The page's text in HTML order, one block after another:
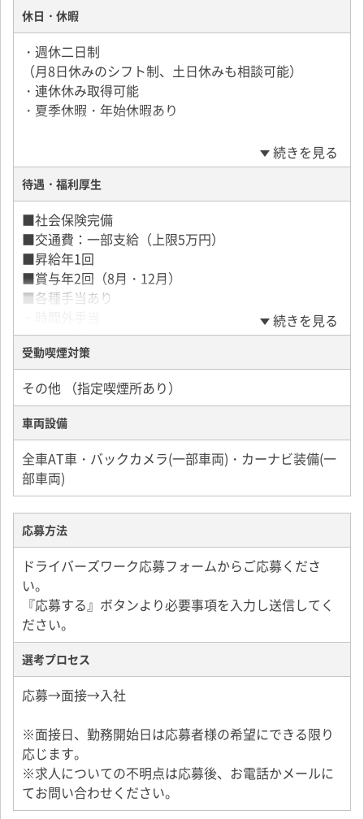
・残業代完全支給
休日・休暇
・週休二日制
（月8日休みのシフト制、土日休みも相談可能）
・連休休み取得可能
・夏季休暇・年始休暇あり
続きを見る
待遇・福利厚生
■社会保険完備
■交通費：一部支給（上限5万円）
■昇給年1回
■賞与年2回（8月・12月）
■各種手当あり
・資格手当
・役付手当
・児童手当
■退職金制度あり
続きを見る
受動喫煙対策
その他 （指定喫煙所あり）
車両設備
全車AT車・バックカメラ(一部車両)・カーナビ装備(一
部車両)
応募方法
ドライバーズワーク応募フォームからご応募くださ
い。
『応募する』ボタンより必要事項を入力し送信してく
ださい。
選考プロセス
応募→面接→入社
※面接日、勤務開始日は応募者様の希望にできる限り
応じます。
※求人についての不明点は応募後、お電話かメールに
てお問い合わせください。